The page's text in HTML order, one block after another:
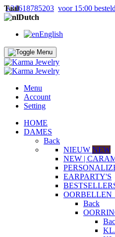
+31618785203 voor 15:00
Taal
Dutch
English
Menu
Account
Setting
HOME
DAMES
Back
NIEUW NEW
NEW |
EARPARTY'S
OORBELLEN
Back